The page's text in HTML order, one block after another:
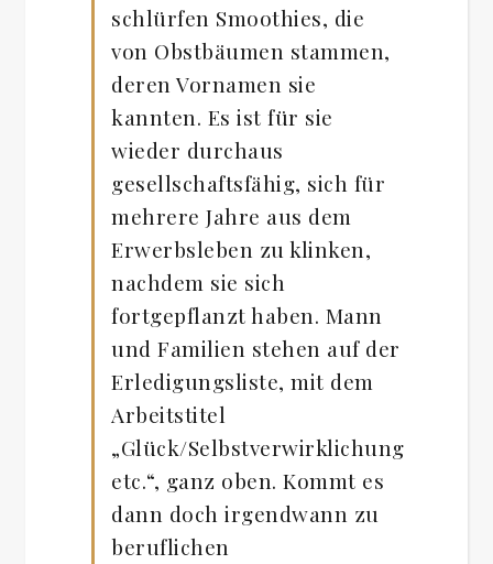
schlürfen Smoothies, die
von Obstbäumen stammen,
deren Vornamen sie
kannten. Es ist für sie
wieder durchaus
gesellschaftsfähig, sich für
mehrere Jahre aus dem
Erwerbsleben zu klinken,
nachdem sie sich
fortgepflanzt haben. Mann
und Familien stehen auf der
Erledigungsliste, mit dem
Arbeitstitel
„Glück/Selbstverwirklichung
etc.“, ganz oben. Kommt es
dann doch irgendwann zu
beruflichen